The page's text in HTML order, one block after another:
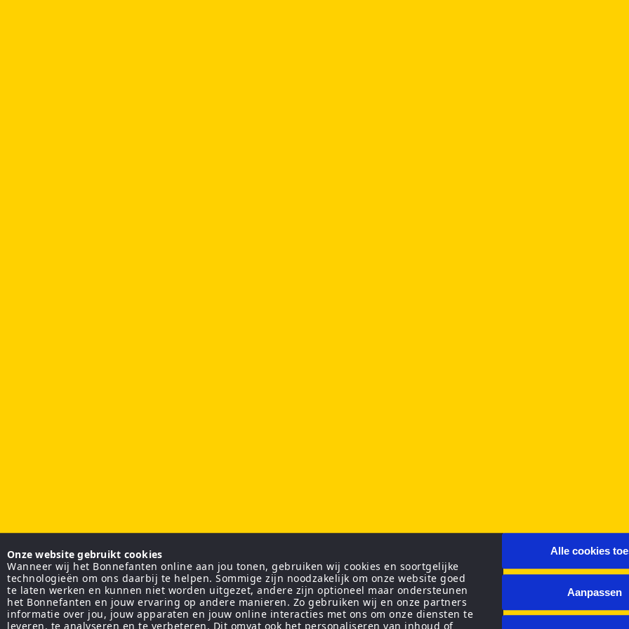
Onze website gebruikt cookies
Wanneer wij het Bonnefanten online aan jou tonen, gebruiken wij cookies en soortgelijke
technologieën om ons daarbij te helpen. Sommige zijn noodzakelijk om onze website goed
te laten werken en kunnen niet worden uitgezet, andere zijn optioneel maar ondersteunen
het Bonnefanten en jouw ervaring op andere manieren. Zo gebruiken wij en onze partners
informatie over jou, jouw apparaten en jouw online interacties met ons om onze diensten te
leveren, te analyseren en te verbeteren. Dit omvat ook het personaliseren van inhoud of
Alle cookies
Aanpassen